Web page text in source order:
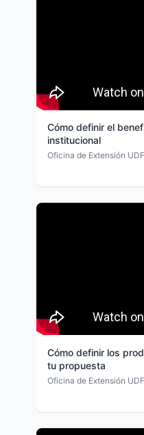
Cómo definir el
institucional
Oficina de Extensión
Cómo definir los
tu propuesta
Oficina de Extensión